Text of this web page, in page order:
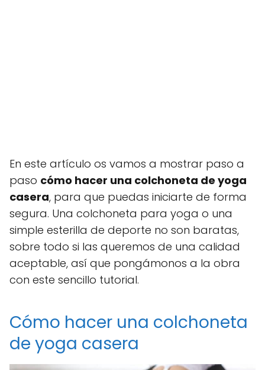
En este artículo os vamos a mostrar paso a
paso cómo hacer una colchoneta de yoga
casera, para que puedas iniciarte de forma
segura. Una colchoneta para yoga o una
simple esterilla de deporte no son baratas,
sobre todo si las queremos de una calidad
aceptable, así que pongámonos a la obra
con este sencillo tutorial.
Cómo hacer una colchoneta
de yoga casera